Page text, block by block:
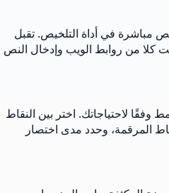
مباشرة في أداة التلخيص. تقبل
كلا من روابط الويب وإدخال النص
لاحتياجاتك. اختر بين النقاط
المرقمة، وحدد مدى اختصار